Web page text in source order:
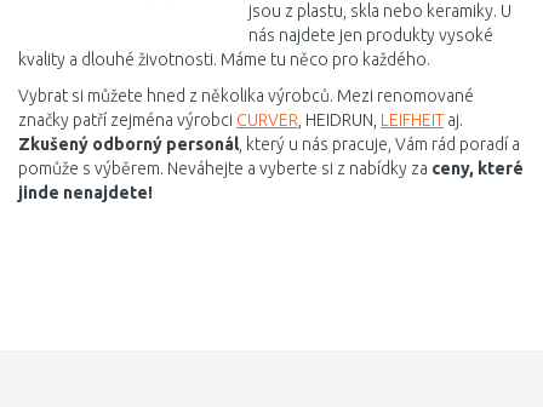
jsou z plastu, skla nebo keramiky. U
nás najdete jen produkty vysoké
kvality a dlouhé životnosti. Máme tu něco pro každého.
Vybrat si můžete hned z několika výrobců. Mezi renomované
značky patří zejména výrobci CURVER , HEIDRUN, LEIFHEIT aj.
Zkušený odborný personál, který u nás pracuje, Vám rád poradí a
pomůže s výběrem. Neváhejte a vyberte si z nabídky za ceny, které
jinde nenajdete!